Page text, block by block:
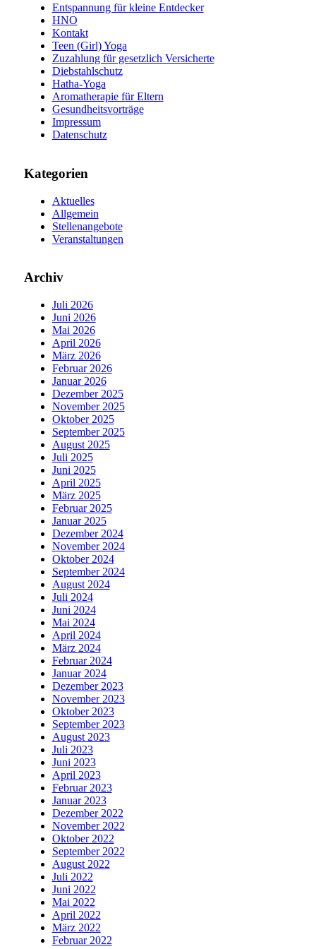
Entspannung für kleine Entdecker
HNO
Kontakt
Teen (Girl) Yoga
Zuzahlung für gesetzlich Versicherte
Diebstahlschutz
Hatha-Yoga
Aromatherapie für Eltern
Gesundheitsvorträge
Impressum
Datenschutz
Kategorien
Aktuelles
Allgemein
Stellenangebote
Veranstaltungen
Archiv
Juli 2026
Juni 2026
Mai 2026
April 2026
März 2026
Februar 2026
Januar 2026
Dezember 2025
November 2025
Oktober 2025
September 2025
August 2025
Juli 2025
Juni 2025
April 2025
März 2025
Februar 2025
Januar 2025
Dezember 2024
November 2024
Oktober 2024
September 2024
August 2024
Juli 2024
Juni 2024
Mai 2024
April 2024
März 2024
Februar 2024
Januar 2024
Dezember 2023
November 2023
Oktober 2023
September 2023
August 2023
Juli 2023
Juni 2023
April 2023
Februar 2023
Januar 2023
Dezember 2022
November 2022
Oktober 2022
September 2022
August 2022
Juli 2022
Juni 2022
Mai 2022
April 2022
März 2022
Februar 2022